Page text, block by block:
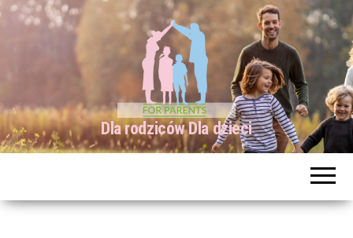
Dla rodziców Dla dzieci